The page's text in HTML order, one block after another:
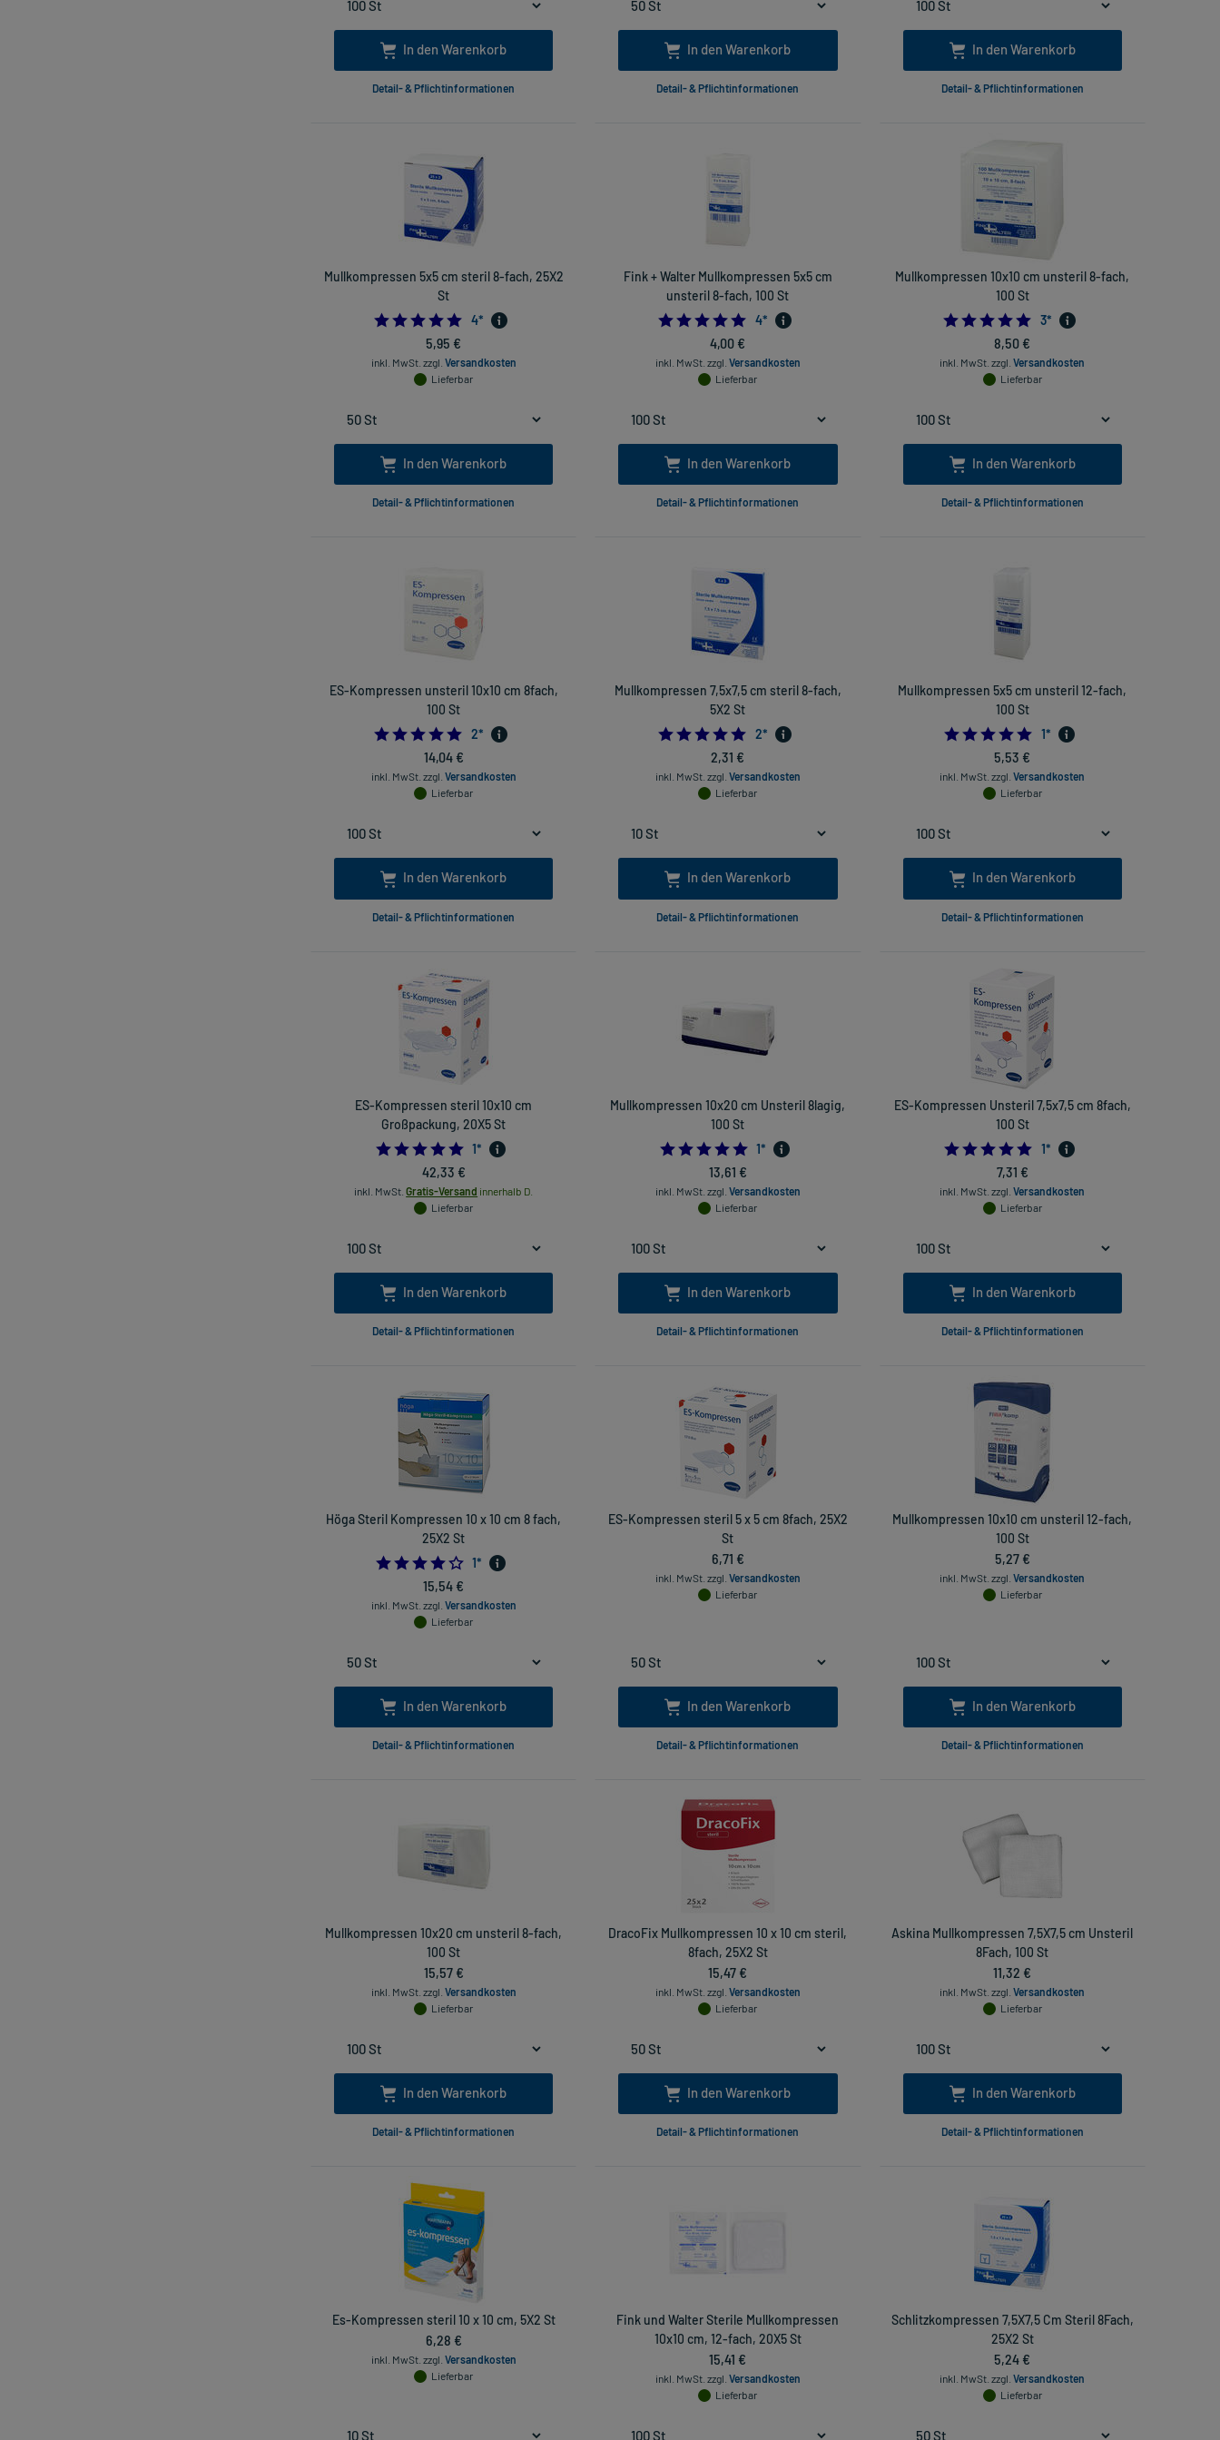
In den Warenkorb
Detail- & Pflichtinformationen
In den Warenkorb
Detail- & Pflichtinformationen
In den Warenkorb
Detail- & Pflichtinformationen
Mullkompressen 5x5 cm steril 8-fach, 25X2
St
5.0
4*
5,95 €
inkl. MwSt. zzgl. Versandkosten
Lieferbar
In den Warenkorb
Detail- & Pflichtinformationen
Fink + Walter Mullkompressen 5x5 cm
unsteril 8-fach, 100 St
4.75
4*
4,00 €
inkl. MwSt. zzgl. Versandkosten
Lieferbar
In den Warenkorb
Detail- & Pflichtinformationen
Mullkompressen 10x10 cm unsteril 8-fach,
100 St
5.0
3*
8,50 €
inkl. MwSt. zzgl.Versandkosten
Lieferbar
In den Warenkorb
Detail- & Pflichtinformationen
ES-Kompressen unsteril 10x10 cm 8fach,
100 St
5.0
2*
14,04 €
inkl. MwSt. zzgl. Versandkosten
Lieferbar
In den Warenkorb
Detail- & Pflichtinformationen
Mullkompressen 7,5x7,5 cm steril 8-fach,
5X2 St
5.0
2*
2,31 €
inkl. MwSt. zzgl. Versandkosten
Lieferbar
In den Warenkorb
Detail- & Pflichtinformationen
Mullkompressen 5x5 cm unsteril 12-fach,
100 St
5.0
1*
5,53 €
inkl. MwSt. zzgl.Versandkosten
Lieferbar
In den Warenkorb
Detail- & Pflichtinformationen
ES-Kompressen steril 10x10 cm
Großpackung, 20X5 St
5.0
1*
42,33 €
inkl. MwSt. Gratis-Versand innerhalb D.
Lieferbar
In den Warenkorb
Detail- & Pflichtinformationen
Mullkompressen 10x20 cm Unsteril 8lagig,
100 St
5.0
1*
13,61 €
inkl. MwSt. zzgl. Versandkosten
Lieferbar
In den Warenkorb
Detail- & Pflichtinformationen
ES-Kompressen Unsteril 7,5x7,5 cm 8fach,
100 St
5.0
1*
7,31 €
inkl. MwSt. zzgl.Versandkosten
Lieferbar
In den Warenkorb
Detail- & Pflichtinformationen
Höga Steril Kompressen 10 x 10 cm 8 fach,
25X2 St
4.0
1*
15,54 €
inkl. MwSt. zzgl. Versandkosten
Lieferbar
In den Warenkorb
Detail- & Pflichtinformationen
ES-Kompressen steril 5 x 5 cm 8fach, 25X2
St
6,71 €
inkl. MwSt. zzgl. Versandkosten
Lieferbar
In den Warenkorb
Detail- & Pflichtinformationen
Mullkompressen 10x10 cm unsteril 12-fach,
100 St
5,27 €
inkl. MwSt. zzgl.Versandkosten
Lieferbar
In den Warenkorb
Detail- & Pflichtinformationen
Mullkompressen 10x20 cm unsteril 8-fach,
100 St
15,57 €
inkl. MwSt. zzgl. Versandkosten
Lieferbar
In den Warenkorb
Detail- & Pflichtinformationen
DracoFix Mullkompressen 10 x 10 cm steril,
8fach, 25X2 St
15,47 €
inkl. MwSt. zzgl. Versandkosten
Lieferbar
In den Warenkorb
Detail- & Pflichtinformationen
Askina Mullkompressen 7,5X7,5 cm Unsteril
8Fach, 100 St
11,32 €
inkl. MwSt. zzgl.Versandkosten
Lieferbar
In den Warenkorb
Detail- & Pflichtinformationen
Es-Kompressen steril 10 x 10 cm, 5X2 St
6,28 €
inkl. MwSt. zzgl. Versandkosten
Lieferbar
Fink und Walter Sterile Mullkompressen
10x10 cm, 12-fach, 20X5 St
15,41 €
inkl. MwSt. zzgl. Versandkosten
Lieferbar
Schlitzkompressen 7,5X7,5 Cm Steril 8Fach,
25X2 St
5,24 €
inkl. MwSt. zzgl.Versandkosten
Lieferbar